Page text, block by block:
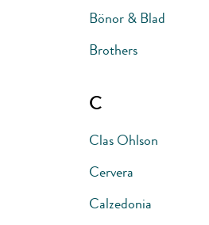
Bönor & Blad
Brothers
C
Clas Ohlson
Cervera
Calzedonia